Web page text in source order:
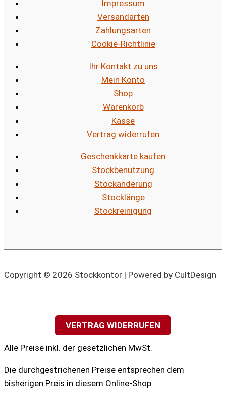
Impressum
Versandarten
Zahlungsarten
Cookie-Richtlinie
Ihr Kontakt zu uns
Mein Konto
Shop
Warenkorb
Kasse
Vertrag widerrufen
Geschenkkarte kaufen
Stockbenutzung
Stockänderung
Stocklänge
Stockreinigung
Copyright © 2026 Stockkontor | Powered by CultDesign
VERTRAG WIDERRUFEN
Alle Preise inkl. der gesetzlichen MwSt.
Die durchgestrichenen Preise entsprechen dem
bisherigen Preis in diesem Online-Shop.